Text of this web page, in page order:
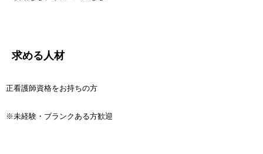
求める人材
正看護師資格をお持ちの方
※未経験・ブランクある方歓迎